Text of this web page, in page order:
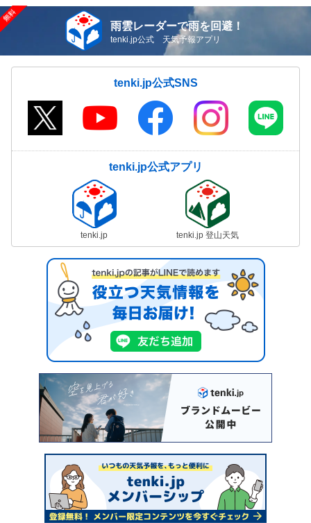
雨雲レーダーで雨を回避！
tenki.jp公式 天気予報アプリ
tenki.jp公式SNS
tenki.jp公式アプリ
tenki.jp tenki.jp 登山天気